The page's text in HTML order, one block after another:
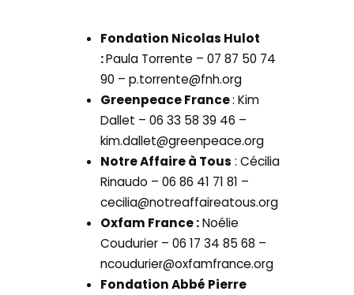
Fondation Nicolas Hulot
:Paula Torrente – 07 87 50 74
90 – p.torrente@fnh.org
Greenpeace France: Kim
Dallet – 06 33 58 39 46 –
kim.dallet@greenpeace.org
Notre Affaire à Tous : Cécilia
Rinaudo – 06 86 41 71 81 –
cecilia@notreaffaireatous.org
Oxfam France :Noélie
Coudurier – 06 17 34 85 68 –
ncoudurier@oxfamfrance.org
Fondation Abbé Pierre